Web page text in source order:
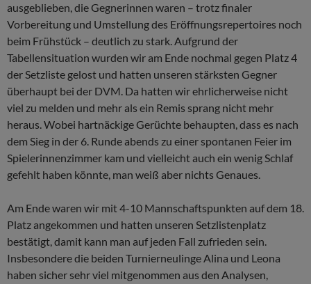
ausgeblieben, die Gegnerinnen waren – trotz finaler
Vorbereitung und Umstellung des Eröffnungsrepertoires noch
beim Frühstück – deutlich zu stark. Aufgrund der
Tabellensituation wurden wir am Ende nochmal gegen Platz 4
der Setzliste gelost und hatten unseren stärksten Gegner
überhaupt bei der DVM. Da hatten wir ehrlicherweise nicht
viel zu melden und mehr als ein Remis sprang nicht mehr
heraus. Wobei hartnäckige Gerüchte behaupten, dass es nach
dem Sieg in der 6. Runde abends zu einer spontanen Feier im
Spielerinnenzimmer kam und vielleicht auch ein wenig Schlaf
gefehlt haben könnte, man weiß aber nichts Genaues.
Am Ende waren wir mit 4-10 Mannschaftspunkten auf dem 18.
Platz angekommen und hatten unseren Setzlistenplatz
bestätigt, damit kann man auf jeden Fall zufrieden sein.
Insbesondere die beiden Turnierneulinge Alina und Leona
haben sicher sehr viel mitgenommen aus den Analysen,